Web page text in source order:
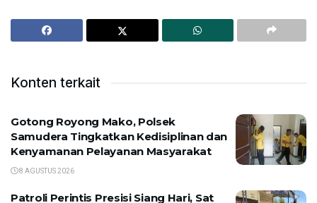
Konten terkait
Gotong Royong Mako, Polsek
Samudera Tingkatkan Kedisiplinan dan
Kenyamanan Pelayanan Masyarakat
8 AGUSTUS 2026
Patroli Perintis Presisi Siang Hari, Sat